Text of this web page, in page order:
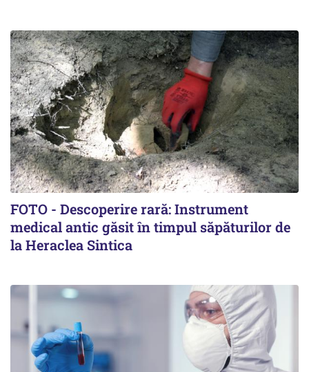
FOTO - Descoperire rară: Instrument
medical antic găsit în timpul săpăturilor de
la Heraclea Sintica